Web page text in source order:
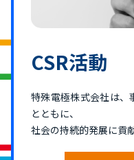
CSR活動
特殊電極株式会社は、
とともに、
社会の持続的発展に貢